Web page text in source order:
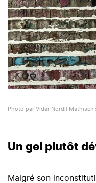
Photo par Vidar Nordil Mathisen
Un gel plutôt
Malgré son